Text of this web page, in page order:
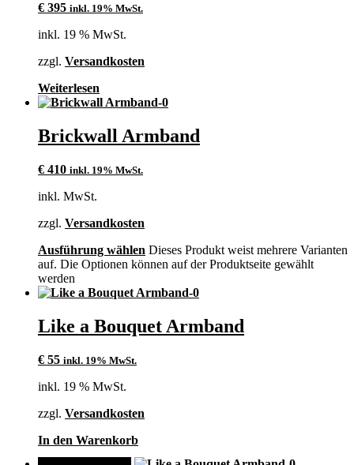
€ 395 inkl. 19% MwSt.
inkl. 19 % MwSt.
zzgl. Versandkosten
Weiterlesen
Brickwall Armband
€ 410 inkl. 19% MwSt.
inkl. MwSt.
zzgl. Versandkosten
Ausführung wählen Dieses Produkt weist mehrere Varianten
auf. Die Optionen können auf der Produktseite gewählt
werden
Like a Bouquet Armband
€ 55 inkl. 19% MwSt.
inkl. 19 % MwSt.
zzgl. Versandkosten
In den Warenkorb